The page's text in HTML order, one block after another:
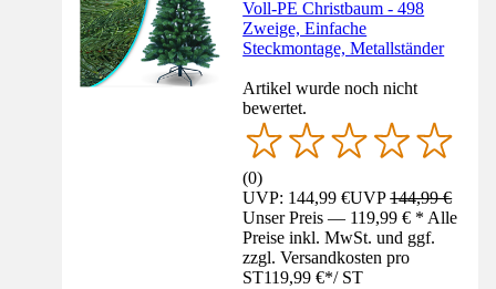
Voll-PE Christbaum - 498
Zweige, Einfache
Steckmontage, Metallständer
Artikel wurde noch nicht
bewertet.
(0)
UVP: 144,99 €UVP144,99 €
Unser Preis — 119,99 € * Alle
Preise inkl. MwSt. und ggf.
zzgl. Versandkosten pro
ST119,99 €*/ ST